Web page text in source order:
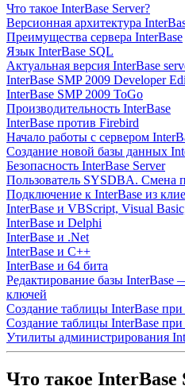
Что такое InterBase Server?
Версионная архитектура
Преимущества сервера InterBase
Язык InterBase SQL
Актуальная версия InterBase
InterBase SMP 2009 Developer
InterBase SMP 2009 ToGo
Производительность InterBase
InterBase против Firebird
Начало работы с сервером
Создание новой базы данных
Безопасность InterBase Server
Пользователь SYSDBA. Смена
Подключение к InterBase из
InterBase и VBScript, Visual
InterBase и Delphi
InterBase и .Net
InterBase и C++
InterBase и 64 бита
Редактирование базы InterBase
ключей
Создание таблицы InterBase
Создание таблицы InterBase
Утилиты администрирования
Что такое InterBase